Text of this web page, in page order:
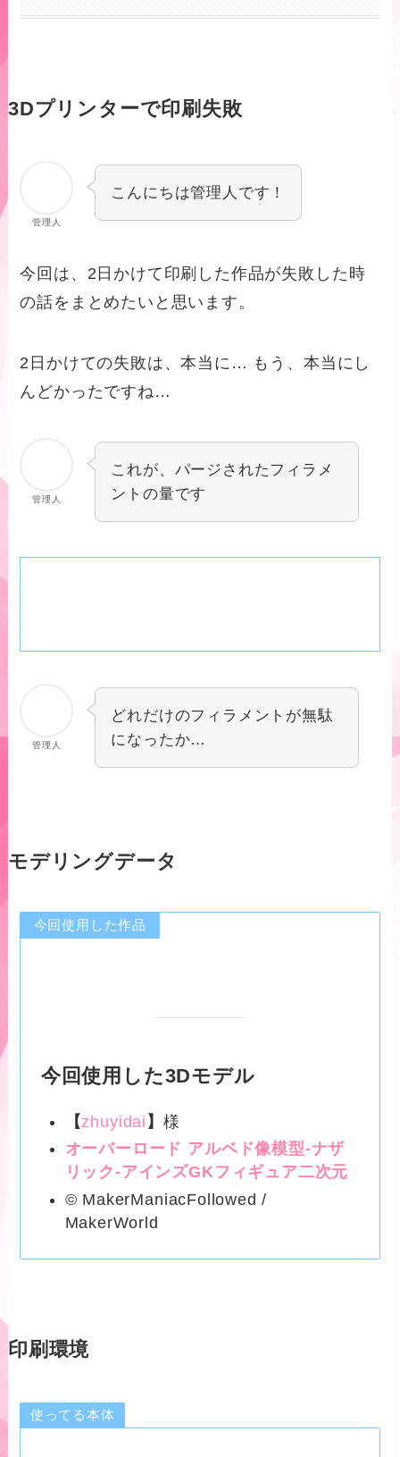
3Dプリンターで印刷失敗
管理人
こんにちは管理人です！
今回は、2日かけて印刷した作品が失敗した時
の話をまとめたいと思います。
2日かけての失敗は、本当に… もう、本当にし
んどかったですね…
管理人
これが、パージされたフィラメ
ントの量です
管理人
どれだけのフィラメントが無駄
になったか…
モデリングデータ
今回使用した作品
今回使用した3Dモデル
【zhuyidai 】 様
オーバーロード アルベド像模型-ナザ
リック-アインズGKフィギュア二次元
© MakerManiacFollowed /
MakerWorld
印刷環境
使ってる本体